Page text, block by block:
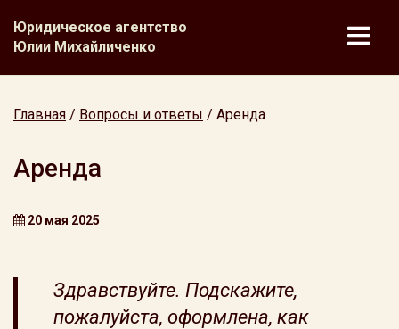
Юридическое агентство
Юлии Михайличенко
Главная / Вопросы и ответы / Аренда
Аренда
20 мая 2025
Здравствуйте. Подскажите,
пожалуйста, оформлена, как